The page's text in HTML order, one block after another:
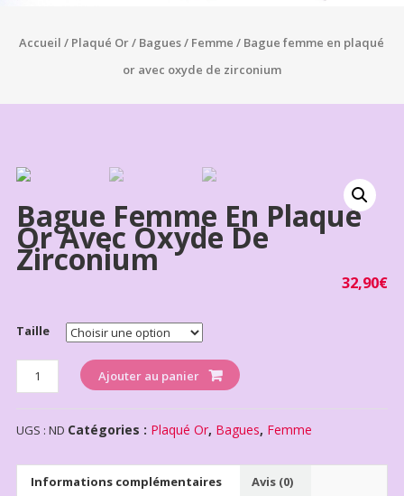
Accueil / Plaqué Or/ Bagues/ Femme / Bague femme en plaqué
or avec oxyde de zirconium
Bague Femme En Plaqué
Or Avec Oxyde De
Zirconium
32,90€
Taille
Quantité Ajouter au panier
UGS : ND Catégories : Plaqué Or, Bagues, Femme
Informations complémentaires Avis (0)